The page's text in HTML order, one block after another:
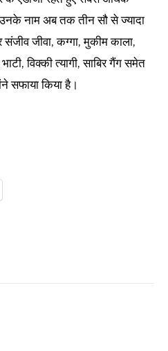
नाम अब तक तीन सौ से ज्यादा
जीवा, कग्गा, मुकीम काला,
विक्की त्यागी, साबिर गैंग समेत
सफाया किया है।